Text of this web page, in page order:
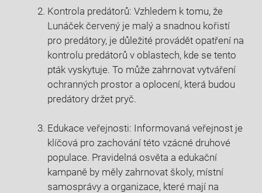
Kontrola predátorů: Vzhledem k tomu, že
Lunáček červený je malý a snadnou kořistí
pro predátory, je důležité provádět opatření na
kontrolu predátorů v oblastech, kde se tento
pták vyskytuje. To může zahrnovat vytváření
ochranných prostor a oplocení, která budou
predátory držet pryč.
Edukace veřejnosti: Informovaná veřejnost je
klíčová pro zachování této vzácné druhové
populace. Pravidelná osvěta a edukační
kampaně by měly zahrnovat školy, místní
samosprávy a organizace, které mají na